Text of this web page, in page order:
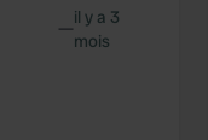
—il y a 3
mois